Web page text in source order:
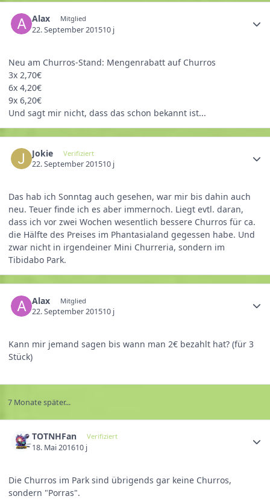
Alax Mitglied
22. September 201510 j
Neu am Churros-Stand: Mengenrabatt auf Churros
3x 2,70€
6x 4,20€
9x 6,20€
Und sagt mir nicht, dass das schon bekannt ist...
Jokie Verifiziert
22. September 201510 j
Das hab ich Sonntag auch gesehen, war mir bis dahin auch
neu. Teuer finde ich es aber immernoch. Liegt evtl. daran,
dass ich vor zwei Wochen wesentlich bessere Churros für ca.
die Hälfte des Preises im Phantasialand gegessen habe. Und
zwar nicht in irgendeiner Mini Churreria, sondern im
Tibidabo Park.
Alax Mitglied
22. September 201510 j
Kann mir jemand sagen bis wann man 2€ bezahlt hat? (für 3
Stück)
7 Monate später...
TOTNHFan Verifiziert
18. Mai 201610 j
Die Churros im Park sind übrigends gar keine Churros,
sondern "Porras".